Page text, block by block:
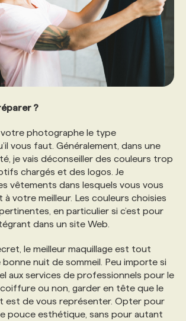
?
votre photographe le type
vous faut. Généralement, dans une
je vais déconseiller des couleurs trop
chargés et des logos. Je
vêtements dans lesquels vous vous
à votre meilleur. Les couleurs choisies
en particulier si c’est pour
dans un site Web.
le meilleur maquillage est tout
nuit de sommeil. Peu importe si
aux services de professionnels pour le
coiffure ou non, garder en tête que le
est de vous représenter. Opter pour
pouce esthétique, sans pour autant